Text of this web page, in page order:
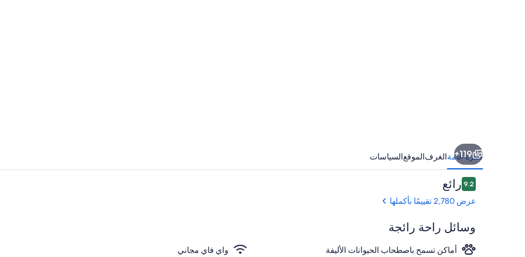
119+
نظرة عامةالغرفالموقعالسياسات
التقييمات
9.29.2 من 10رائع
عرض 2,780 تقييمًا بأكملها
وسائل راحة رائجة
أماكن تسمح باصطحاب الحيوانات الأليفة
واي فاي مجاني